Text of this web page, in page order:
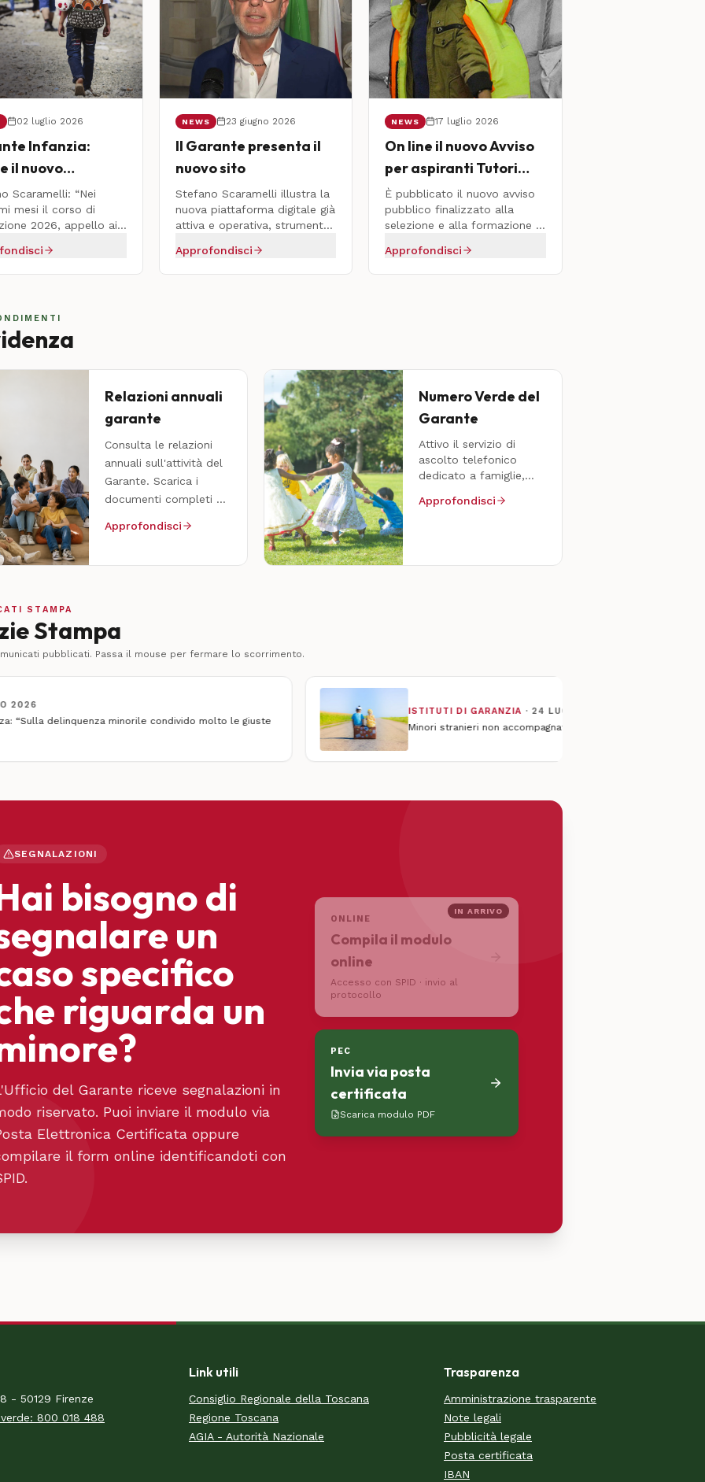
02 luglio 2026
Infanzia:
il nuovo
per i
Volontari di
Stranieri Non
Scaramelli: “Nei
mesi il corso di
2026, appello ai
grande valore civico”
NEWS 23 giugno 2026
Il Garante presenta il
nuovo sito
Stefano Scaramelli illustra la
nuova piattaforma digitale già
attiva e operativa, strumento
la tutela dei diritti dei minori
Approfondisci
NEWS 17 luglio 2026
On line il nuovo Avviso
per aspiranti Tutori
Volontari
È pubblicato il nuovo avviso
pubblico finalizzato alla
selezione e alla formazione di
svolgere il ruolo di Tutore
Volontario di MSNA.
Approfondisci
Relazioni annuali
garante
Consulta le relazioni
annuali sull'attività del
Garante. Scarica i
documenti completi e i
Approfondisci
Numero Verde del
Garante
Attivo il servizio di
ascolto telefonico
dedicato a famiglie,
Riservato e gratuito.
Approfondisci
STAMPA
Stampa
pubblicati. Passa il mouse per fermare lo scorrimento.
minorile condivido molto le giuste
ISTITUTI DI GARANZIA ·24 LUGLIO 2026
Minori stranieri non accompagnati: l’allarme di Scaramelli, ‘a rischio i
SEGNALAZIONI
bisogno di
un
specifico
riguarda un
del Garante riceve segnalazioni in
riservato. Puoi inviare il modulo via
Elettronica Certificata oppure
il form online identificandoti con
IN ARRIVO
ONLINE
Compila il modulo
online
Accesso con SPID · invio al
protocollo
PEC
Invia via posta
certificata
Scarica modulo PDF
- 50129 Firenze
800 018 488
Link utili
Consiglio Regionale della Toscana
Regione Toscana
AGIA - Autorità Nazionale
Trasparenza
Amministrazione trasparente
Note legali
Pubblicità legale
Posta certificata
IBAN